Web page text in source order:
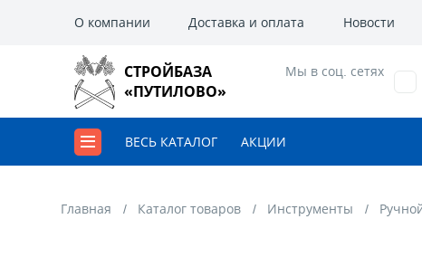
О компании Доставка и оплата Новости
СТРОЙБАЗА
«ПУТИЛОВО»
Мы в соц. сетях
ВЕСЬ КАТАЛОГ АКЦИИ
Главная Каталог товаров Инструменты